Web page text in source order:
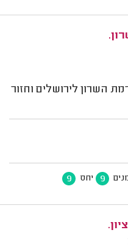
השרון לירושלים וחזור
9 יחס 9